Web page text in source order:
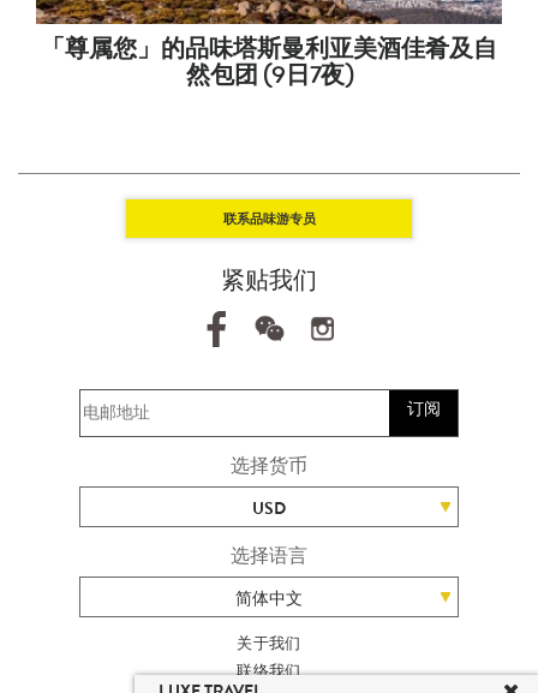
「尊属您」的品味塔斯曼利亚美酒佳肴及自
然包团 (9日7夜)
联系品味游专员
紧贴我们
订阅
选择货币
USD
选择语言
简体中文
关于我们
联络我们